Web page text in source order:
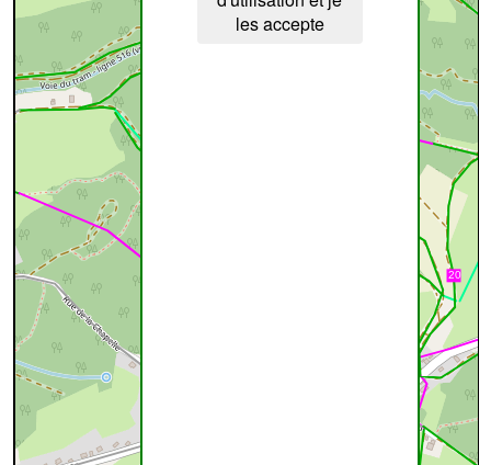
les accepte